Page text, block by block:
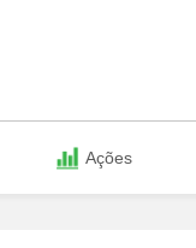
Ações